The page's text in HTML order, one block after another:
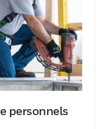
personnels